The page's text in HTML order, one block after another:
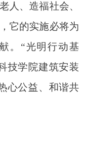
人、造福社会、
它的实施必将为
。“光明行动基
技学院建筑安装
心公益、和谐共